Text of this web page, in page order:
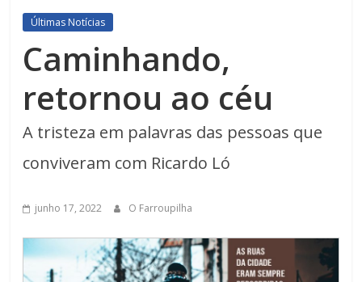
Últimas Notícias
Caminhando,
retornou ao céu
A tristeza em palavras das pessoas que
conviveram com Ricardo Ló
junho 17, 2022 O Farroupilha